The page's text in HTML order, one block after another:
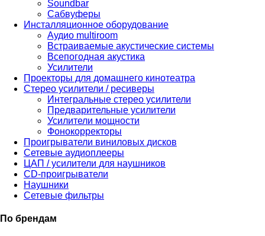
Soundbar
Сабвуферы
Инсталляционное оборудование
Аудио multiroom
Встраиваемые акустические системы
Всепогодная акустика
Усилители
Проекторы для домашнего кинотеатра
Стерео усилители / ресиверы
Интегральные стерео усилители
Предварительные усилители
Усилители мощности
Фонокорректоры
Проигрыватели виниловых дисков
Сетевые аудиоплееры
ЦАП / усилители для наушников
CD-проигрыватели
Наушники
Сетевые фильтры
По брендам